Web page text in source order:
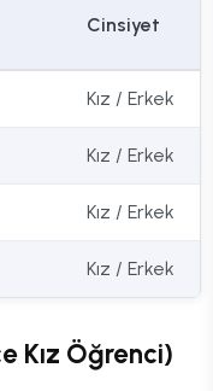
Cinsiyet
Kız / Erkek
Kız / Erkek
Kız / Erkek
Kız / Erkek
Kız Öğrenci)